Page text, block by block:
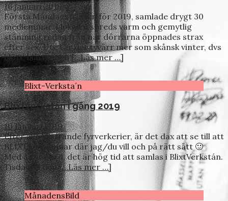
16 januari 2019
Första Måndagsträffen för 2019, samlade drygt 30
medlemmar. I lokalen spreds varm och gemytlig
stämning redan från när dörrarna öppnades strax
efter sex. Ute var det tyvärr mer som skånsk vinter, dvs
blött, blåsigt och[…Läs mer …]
Blixt-Verksta´n
Blixtverkstán i gång 2019
10 januari 2019
Efter alla blixtrande fyrverkerier, är det dax att se till att
BLIXTEN hamnar där jag/du vill och på rätt sätt 🙂
Med andra ord, det är hög tid att samlas i BlixtVerkstán.
Tisdagen den[…Läs mer …]
MånadensBild